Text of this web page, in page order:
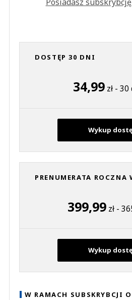
DOSTĘP 30 DNI
34,99 zł -
Wykup
PRENUMERATA ROCZNA
399,99zł -
Wykup
W RAMACH SUBSKRYBCJI